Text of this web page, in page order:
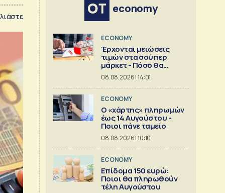
economy
ECONOMY
Έρχονται μειώσεις
τιμών στα σούπερ
μάρκετ - Πόσο θα
πέσουν
08.08.2026 | 14:01
ECONOMY
Ο «χάρτης» πληρωμών
έως 14 Αυγούστου -
Ποιοι πάνε ταμείο
08.08.2026 | 10:10
ECONOMY
Επίδομα 150 ευρώ:
Ποιοι θα πληρωθούν
τέλη Αυγούστου